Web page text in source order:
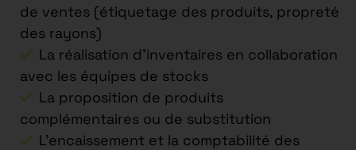
de ventes (étiquetage des produits, propreté
des rayons)
La réalisation d’inventaires en collaboration
avec les équipes de stocks
La proposition de produits
complémentaires ou de substitution
L’encaissement et la comptabilité des